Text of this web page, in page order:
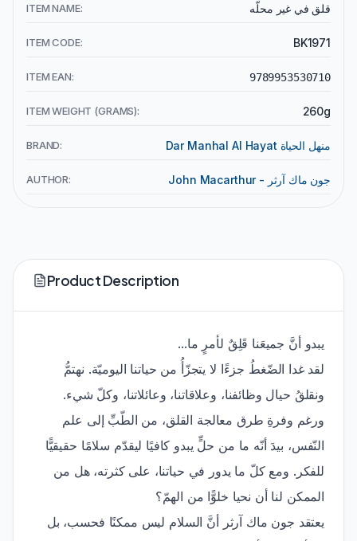
ITEM NAME: قلق في غير محلّه
ITEM CODE: BK1971
ITEM EAN: 9789953530710
ITEM WEIGHT (GRAMS): 260g
BRAND: Dar Manhal Al Hayat منهل الحياة
AUTHOR: John Macarthur - جون ماك آرثر
Product Description
يبدو أنَّ جميعَنا قَلِقٌ لأمرٍ ما...
لقد غدا الضّغطُ جزءًا لا يتجزّأُ من حياتنا اليوميّة. نهتمُّ
ونقلقُ حيال وظائفنا، وعلاقاتنا، وعائلاتنا، وكلّ شيء.
ورغم وفرةِ طرق معالجة القلق، من الطّبِّ إلى علم
النّفس، بيدَ أنّه ما من حلٍّ يبدو كافيًا ليقدّم سلامًا حقيقيًّا
للفكر. ومع كلّ ما يدور في حياتنا، على كثرته، هل من
الممكن لنا أن نحيا خلوًّا من الهمّ؟
يعتقد جون ماك آرثر أنَّ السلام ليس ممكنًا فحسب، بل